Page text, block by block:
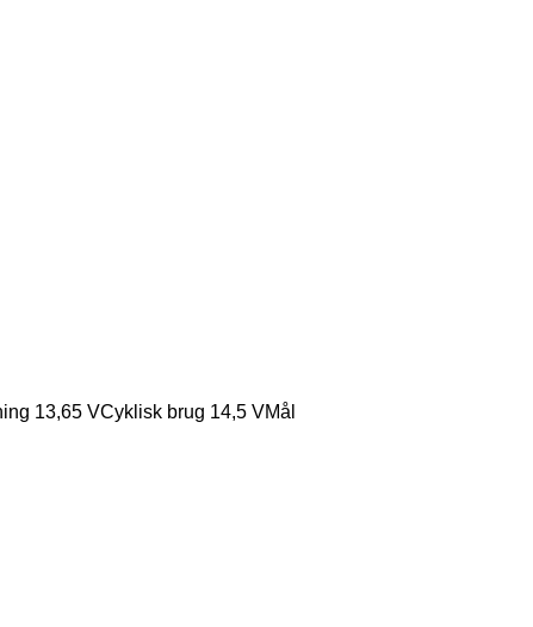
13,65 VCyklisk brug 14,5 VMål